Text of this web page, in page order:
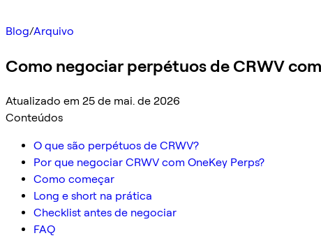
Blog/Arquivo
Como negociar perpétuos de CRWV
Atualizado em 25 de mai. de 2026
Conteúdos
O que são perpétuos de CRWV?
Por que negociar CRWV com OneKey Perps?
Como começar
Long e short na prática
Checklist antes de negociar
FAQ